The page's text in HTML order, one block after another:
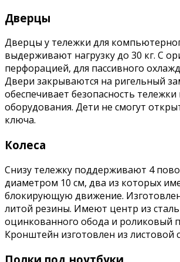
Дверцы
Дверцы у тележки для
выдерживают нагрузку до 30 кг. С
перфорацией, для пассивного
Двери закрываются на ригельный
обеспечивает безопасность тележки
оборудования. Дети не смогут
ключа.
Колеса
Снизу тележку поддерживают 4
диаметром 10 см, два из которых
блокирующую движение.
литой резины. Имеют центр из
оцинкованного обода и роликовый
Кронштейн изготовлен из листовой